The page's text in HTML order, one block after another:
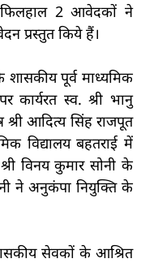
2 आवेदकों ने
प्रस्तुत किये हैं।
पूर्व माध्यमिक
कार्यरत स्व. श्री भानु
श्री आदित्य सिंह राजपूत
विद्यालय बहतराई में
विनय कुमार सोनी के
ने अनुकंपा नियुक्ति के
सेवकों के आश्रित